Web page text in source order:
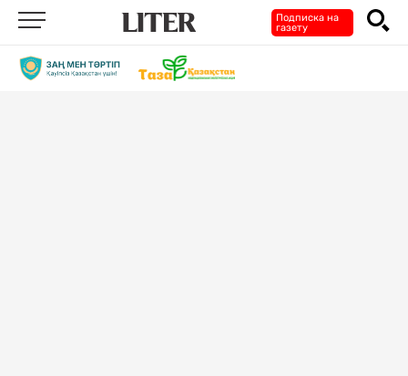
Подписка на
газету